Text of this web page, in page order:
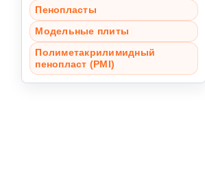
Пенопласты
Модельные плиты
Полиметакрилимидный
пенопласт (PMI)